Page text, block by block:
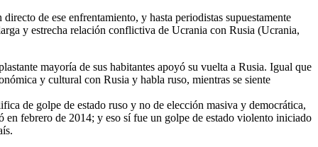
de ese enfrentamiento, y hasta periodistas supuestamente
y estrecha relación conflictiva de Ucrania con Rusia (Ucrania,
mayoría de sus habitantes apoyó su vuelta a Rusia. Igual que
y cultural con Rusia y habla ruso, mientras se siente
de golpe de estado ruso y no de elección masiva y democrática,
febrero de 2014; y eso sí fue un golpe de estado violento iniciado